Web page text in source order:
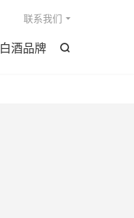

白酒品牌
联系我们